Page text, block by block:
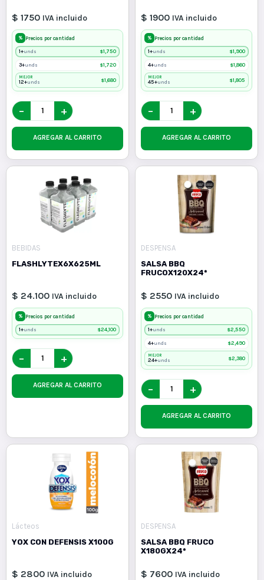
$ 1750 IVA incluido
% Precios por cantidad
1+unds $1,750
3+unds $1,720
MEJOR
12+unds $1,680
− +
AGREGAR AL CARRITO
$ 1900 IVA incluido
% Precios por cantidad
1+unds $1,900
4+unds $1,860
MEJOR
45+unds $1,805
− +
AGREGAR AL CARRITO
BEBIDAS
FLASHLYTEX6X625ML
$ 24.100 IVA incluido
% Precios por cantidad
1+unds $24,100
− +
AGREGAR AL CARRITO
DESPENSA
SALSA BBQ
FRUCOX120X24*
$ 2550 IVA incluido
% Precios por cantidad
1+unds $2,550
4+unds $2,490
MEJOR
24+unds $2,380
− +
AGREGAR AL CARRITO
Lácteos
YOX CON DEFENSIS X100G
$ 2800 IVA incluido
DESPENSA
SALSA BBQ FRUCO
X180GX24*
$ 7600 IVA incluido